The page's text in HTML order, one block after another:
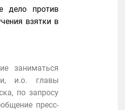
дело против
взятки в
заниматься
и.о. главы
по запросу
пресс-